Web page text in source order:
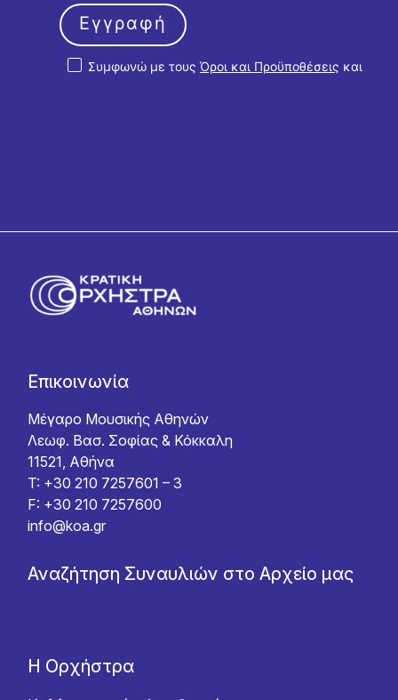
Συμφωνώ με τους Όροι και Προϋποθέσεις και
Εγγραφή
Επικοινωνία
Μέγαρο Μουσικής Αθηνών
Λεωφ. Βασ. Σοφίας & Κόκκαλη
11521, Αθήνα
T: +30 210 7257601 – 3
F: +30 210 7257600
info@koa.gr
Αναζήτηση Συναυλιών στο Αρχείο μας
Η Ορχήστρα